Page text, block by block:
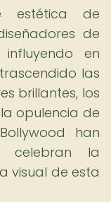
estética de
de
en
las
brillantes, los
opulencia de
han
celebran la
visual de esta